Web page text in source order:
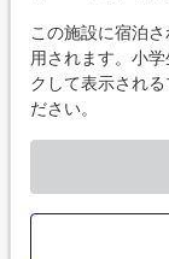
この施設に宿泊
用されます。小
クして表示され
ださい。